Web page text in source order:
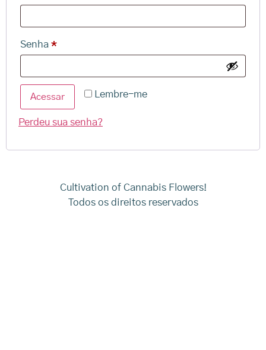
Senha *
Lembre-me
Acessar
Perdeu sua senha?
Cultivation of Cannabis Flowers!
Todos os direitos reservados